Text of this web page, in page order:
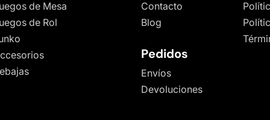
de Mesa
de Rol
Contacto
Blog
Pedidos
Envíos
Devoluciones